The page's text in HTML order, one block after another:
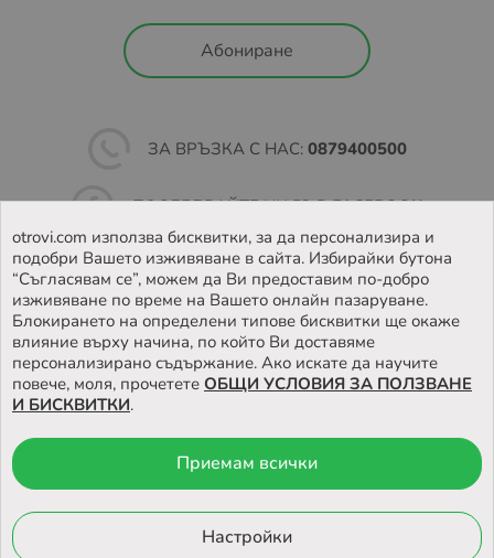
Абониране
ЗА ВРЪЗКА С НАС: 0879400500
ПОСЛЕДВАЙТЕ НИ ВЪВFACEBOOK
НАМЕРЕТЕ НАШИЯТ МАГАЗИН
© 2026 Otrovi.com. Всички права запазени ™ |Карта на сайта
Онлайн магазин
otrovi.com използва бисквитки, за да персонализира и
подобри Вашето изживяване в сайта. Избирайки бутона
“Съгласявам се”, можем да Ви предоставим по-добро
изживяване по време на Вашето онлайн пазаруване.
Блокирането на определени типове бисквитки ще окаже
влияние върху начина, по който Ви доставяме
персонализирано съдържание. Ако искате да научите
повече, моля, прочетете ОБЩИ УСЛОВИЯ ЗА ПОЛЗВАНЕ
И БИСКВИТКИ.
Приемам всички
Настройки